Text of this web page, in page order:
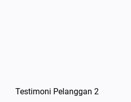
Testimoni Pelanggan 2